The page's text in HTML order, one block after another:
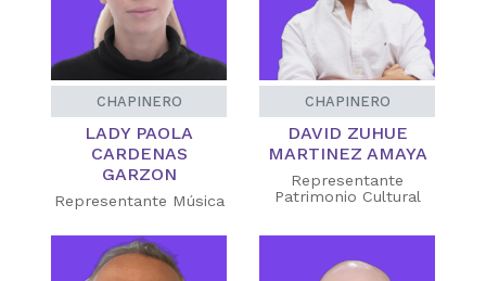
CHAPINERO
LADY PAOLA
CARDENAS
GARZON
Representante Música
CHAPINERO
DAVID ZUHUE
MARTINEZ AMAYA
Representante
Patrimonio Cultural